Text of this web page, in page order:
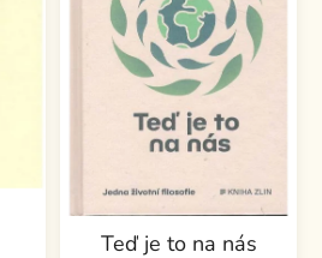
Teď je to na nás